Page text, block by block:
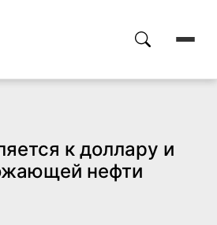
к доллару и
нефти